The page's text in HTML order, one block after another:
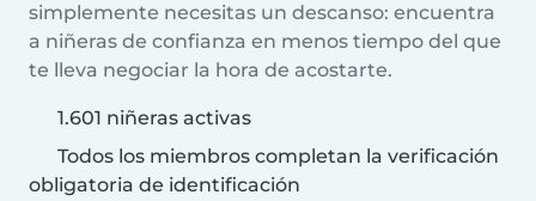
simplemente necesitas un descanso: encuentra
a niñeras de confianza en menos tiempo del que
te lleva negociar la hora de acostarte.
1.601 niñeras activas
Todos los miembros completan la verificación
obligatoria de identificación